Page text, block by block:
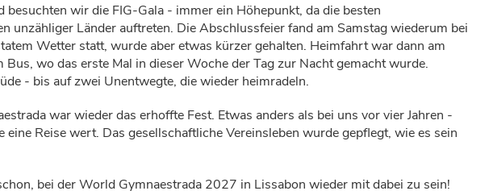
besuchten wir die FIG-Gala - immer ein Höhepunkt, da die besten
unzähliger Länder auftreten. Die Abschlussfeier fand am Samstag wiederum bei
Wetter statt, wurde aber etwas kürzer gehalten. Heimfahrt war dann am
Bus, wo das erste Mal in dieser Woche der Tag zur Nacht gemacht wurde.
- bis auf zwei Unentwegte, die wieder heimradeln.
war wieder das erhoffte Fest. Etwas anders als bei uns vor vier Jahren -
eine Reise wert. Das gesellschaftliche Vereinsleben wurde gepflegt, wie es sein
bei der World Gymnaestrada 2027 in Lissabon wieder mit dabei zu sein!